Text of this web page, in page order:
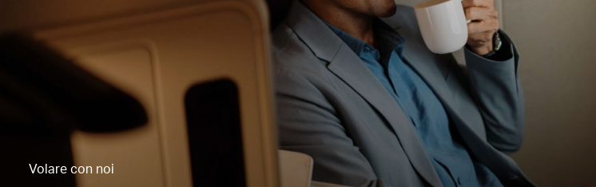
Volare con noi